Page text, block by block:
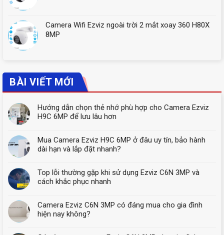
Camera Wifi Ezviz ngoài trời 2 mắt xoay 360 H80X
8MP
BÀI VIẾT MỚI
Hướng dẫn chọn thẻ nhớ phù hợp cho Camera Ezviz
H9C 6MP để lưu lâu hơn
Mua Camera Ezviz H9C 6MP ở đâu uy tín, bảo hành
dài hạn và lắp đặt nhanh?
Top lỗi thường gặp khi sử dụng Ezviz C6N 3MP và
cách khắc phục nhanh
Camera Ezviz C6N 3MP có đáng mua cho gia đình
hiện nay không?